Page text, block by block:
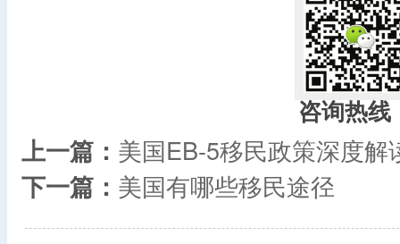
咨询热线
上一篇： 美国EB-5移民政策深度解
下一篇： 美国有哪些移民途径